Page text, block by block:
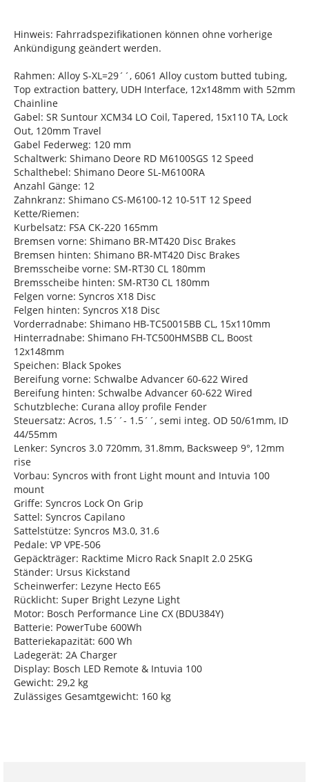
Hinweis: Fahrradspezifikationen können ohne vorherige
Ankündigung geändert werden.
Rahmen: Alloy S-XL=29´´, 6061 Alloy custom butted tubing,
Top extraction battery, UDH Interface, 12x148mm with 52mm
Chainline
Gabel: SR Suntour XCM34 LO Coil, Tapered, 15x110 TA, Lock
Out, 120mm Travel
Gabel Federweg: 120 mm
Schaltwerk: Shimano Deore RD M6100SGS 12 Speed
Schalthebel: Shimano Deore SL-M6100RA
Anzahl Gänge: 12
Zahnkranz: Shimano CS-M6100-12 10-51T 12 Speed
Kette/Riemen:
Kurbelsatz: FSA CK-220 165mm
Bremsen vorne: Shimano BR-MT420 Disc Brakes
Bremsen hinten: Shimano BR-MT420 Disc Brakes
Bremsscheibe vorne: SM-RT30 CL 180mm
Bremsscheibe hinten: SM-RT30 CL 180mm
Felgen vorne: Syncros X18 Disc
Felgen hinten: Syncros X18 Disc
Vorderradnabe: Shimano HB-TC50015BB CL, 15x110mm
Hinterradnabe: Shimano FH-TC500HMSBB CL, Boost
12x148mm
Speichen: Black Spokes
Bereifung vorne: Schwalbe Advancer 60-622 Wired
Bereifung hinten: Schwalbe Advancer 60-622 Wired
Schutzbleche: Curana alloy profile Fender
Steuersatz: Acros, 1.5´´- 1.5´´, semi integ. OD 50/61mm, ID
44/55mm
Lenker: Syncros 3.0 720mm, 31.8mm, Backsweep 9°, 12mm
rise
Vorbau: Syncros with front Light mount and Intuvia 100
mount
Griffe: Syncros Lock On Grip
Sattel: Syncros Capilano
Sattelstütze: Syncros M3.0, 31.6
Pedale: VP VPE-506
Gepäckträger: Racktime Micro Rack SnapIt 2.0 25KG
Ständer: Ursus Kickstand
Scheinwerfer: Lezyne Hecto E65
Rücklicht: Super Bright Lezyne Light
Motor: Bosch Performance Line CX (BDU384Y)
Batterie: PowerTube 600Wh
Batteriekapazität: 600 Wh
Ladegerät: 2A Charger
Display: Bosch LED Remote & Intuvia 100
Gewicht: 29,2 kg
Zulässiges Gesamtgewicht: 160 kg